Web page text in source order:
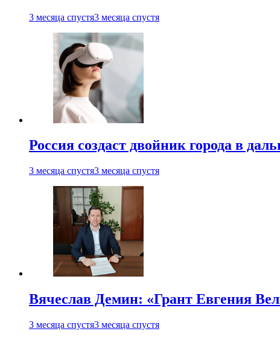
3 месяца спустя3 месяца спустя
Россия создаст двойник города в
3 месяца спустя3 месяца спустя
Вячеслав Демин: «Грант Евгения
3 месяца спустя3 месяца спустя